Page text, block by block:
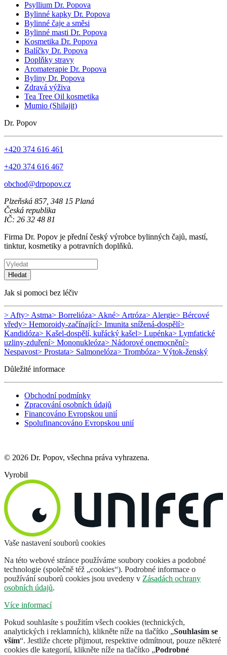
Psyllium Dr. Popova
Bylinné kapky Dr. Popova
Bylinné čaje a směsi
Bylinné masti Dr. Popova
Kosmetika Dr. Popova
Balíčky Dr. Popova
Doplňky stravy
Aromaterapie Dr. Popova
Byliny Dr. Popova
Zdravá výživa
Tea Tree Oil kosmetika
Mumio (Shilajit)
Dr. Popov
+420 374 616 461
+420 374 616 467
obchod@drpopov.cz
Plzeňská 857, 348 15 Planá
Česká republika
IČ: 26 32 48 81
Firma Dr. Popov je přední český výrobce bylinných čajů, mastí,
tinktur, kosmetiky a potravních doplňků.
Hledat
Jak si pomoci bez léčiv
> Afty> Astma> Borrelióza> Akné> Artróza> Alergie> Bércové
vředy> Hemoroidy-začínající> Imunita snížená-dospělí>
Kandidóza> Kašel-dospělí, kuřácký kašel> Lupénka> Lymfatické
uzliny-zduření> Mononukleóza> Nádorové onemocnění>
Nespavost> Prostata> Salmonelóza> Trombóza> Výtok-ženský
Důležité informace
Obchodní podmínky
Zpracování osobních údajů
Financováno Evropskou unií
Spolufinancováno Evropskou unií
© 2026 Dr. Popov, všechna práva vyhrazena.
Vyrobil
Vaše nastavení souborů cookies
Na této webové stránce používáme soubory cookies a podobné
technologie (společně též „cookies“). Podrobné informace o
používání souborů cookies jsou uvedeny v Zásadách ochrany
osobních údajů.
Více informací
Pokud souhlasíte s použitím všech cookies (technických,
analytických i reklamních), klikněte níže na tlačítko „Souhlasím se
vším“. Jestliže chcete přijmout, respektive odmítnout, pouze některé
cookies dle kategorií, klikněte níže na tlačítko „Podrobné